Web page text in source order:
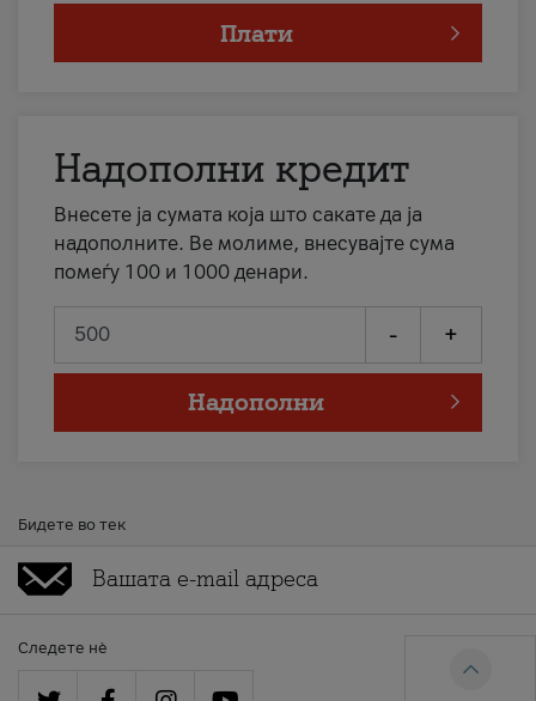
Плати
Надополни кредит
Внесете ја сумата која што сакате да ја
надополните. Ве молиме, внесувајте сума
помеѓу 100 и 1000 денари.
- +
Надополни
Бидете во тек
Следете нè